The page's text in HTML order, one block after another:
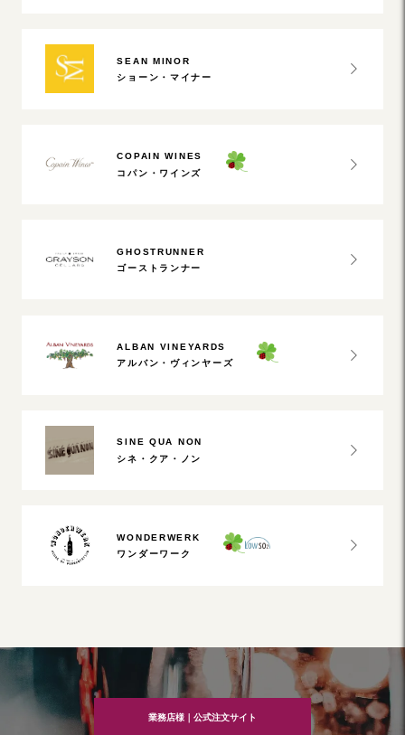
SEAN MINOR
ショーン・マイナー
COPAIN WINES
コパン・ワインズ
GHOSTRUNNER
ゴーストランナー
ALBAN VINEYARDS
アルバン・ヴィンヤーズ
SINE QUA NON
シネ・クア・ノン
WONDERWERK
ワンダーワーク
業務店様｜公式注文サイト